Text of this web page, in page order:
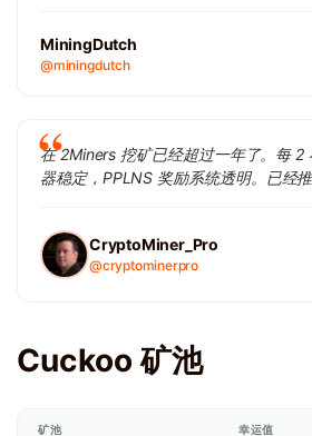
MiningDutch
@miningdutch
在 2Miners 挖矿已经超过一年了。每 2
器稳定，PPLNS 奖励系统透明。已经
CryptoMiner_Pro
@cryptominerpro
Cuckoo 矿池
矿池 幸运值